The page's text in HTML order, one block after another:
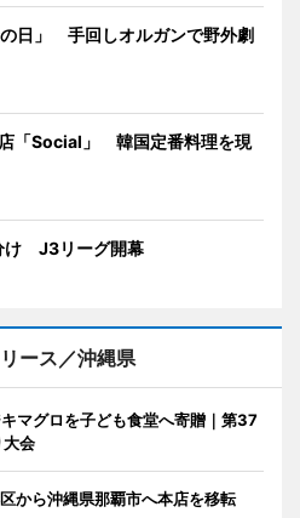
日」 手回しオルガンで野外劇
「Social」 韓国定番料理を現
け J3リーグ開幕
ース／沖縄県
マグロを子ども食堂へ寄贈｜第37
大会
から沖縄県那覇市へ本店を移転